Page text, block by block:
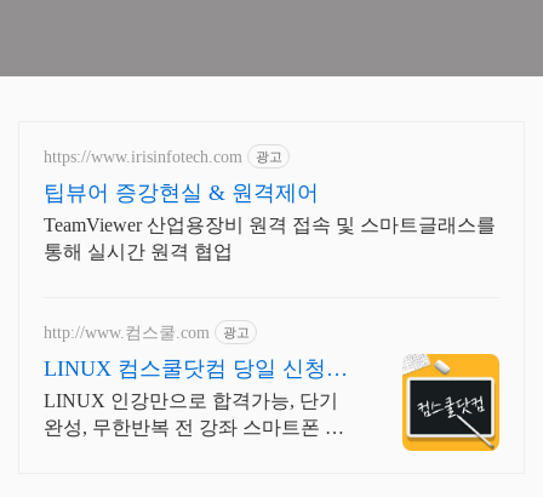
https://www.irisinfotech.com 광고
팁뷰어 증강현실 & 원격제어
TeamViewer 산업용장비 원격 접속 및 스마트글래스를
통해 실시간 원격 협업
http://www.컴스쿨.com 광고
LINUX 컴스쿨닷컴 당일 신청&
결제시 기프티콘!
LINUX 인강만으로 합격가능, 단기
완성, 무한반복 전 강좌 스마트폰 학